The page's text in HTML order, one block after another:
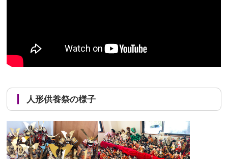
人形供養祭の様子